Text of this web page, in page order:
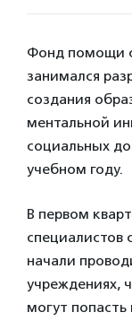
Фонд помощи
занимался
создания
ментальной
социальных
учебном году.
В первом
специалистов
начали
учреждениях,
могут